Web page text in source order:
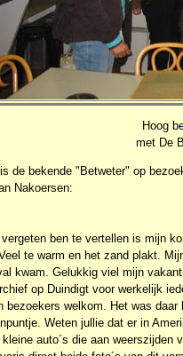
Hoog
met De
de bekende "Betweter" op
Nakoersen:
ben te vertellen is mijn
te warm en het zand plakt.
kwam. Gelukkig viel mijn
op Duindigt voor werkelijk
bezoekers welkom. Het was
Weten jullie dat er in
auto´s die aan